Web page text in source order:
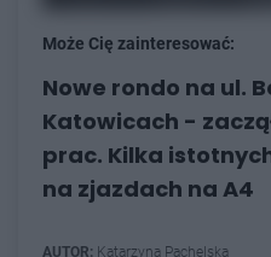
Może Cię zainteresować:
Nowe rondo na ul.
Katowicach -
prac. Kilka
na zjazdach na A4
AUTOR: Katarzyna Pachelska